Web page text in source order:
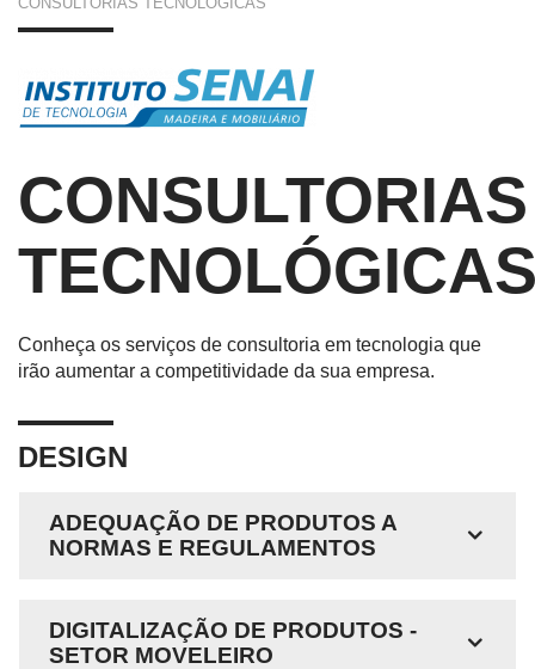
ESTÁ
AQUI
CONSULTORIAS
Conheça os serviços de consultoria em tecnologia que
irão aumentar a competitividade da sua empresa.
DESIGN
ADEQUAÇÃO DE PRODUTOS A
NORMAS E REGULAMENTOS
DIGITALIZAÇÃO DE PRODUTOS -
SETOR MOVELEIRO